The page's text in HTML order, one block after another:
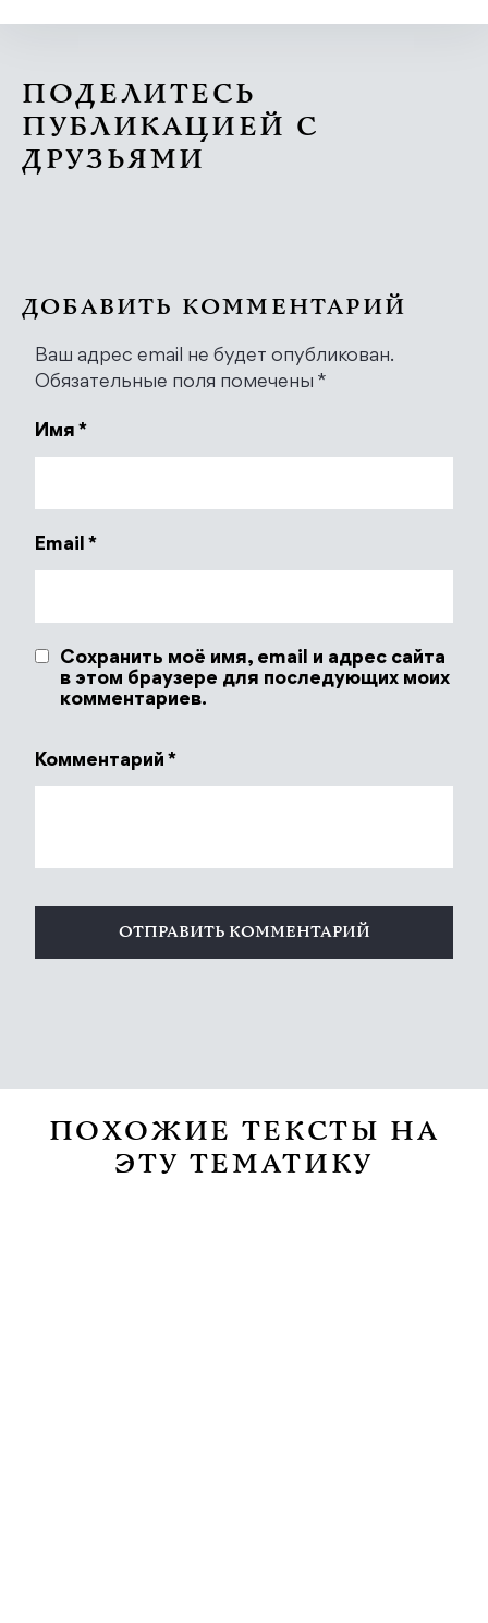
ПОДЕЛИТЕСЬ
ПУБЛИКАЦИЕЙ С
ДРУЗЬЯМИ
ДОБАВИТЬ КОММЕНТАРИЙ
Ваш адрес email не будет опубликован.
Обязательные поля помечены *
Имя *
Email *
Сохранить моё имя, email и адрес сайта
в этом браузере для последующих моих
комментариев.
Комментарий *
ПОХОЖИЕ ТЕКСТЫ НА
ЭТУ ТЕМАТИКУ